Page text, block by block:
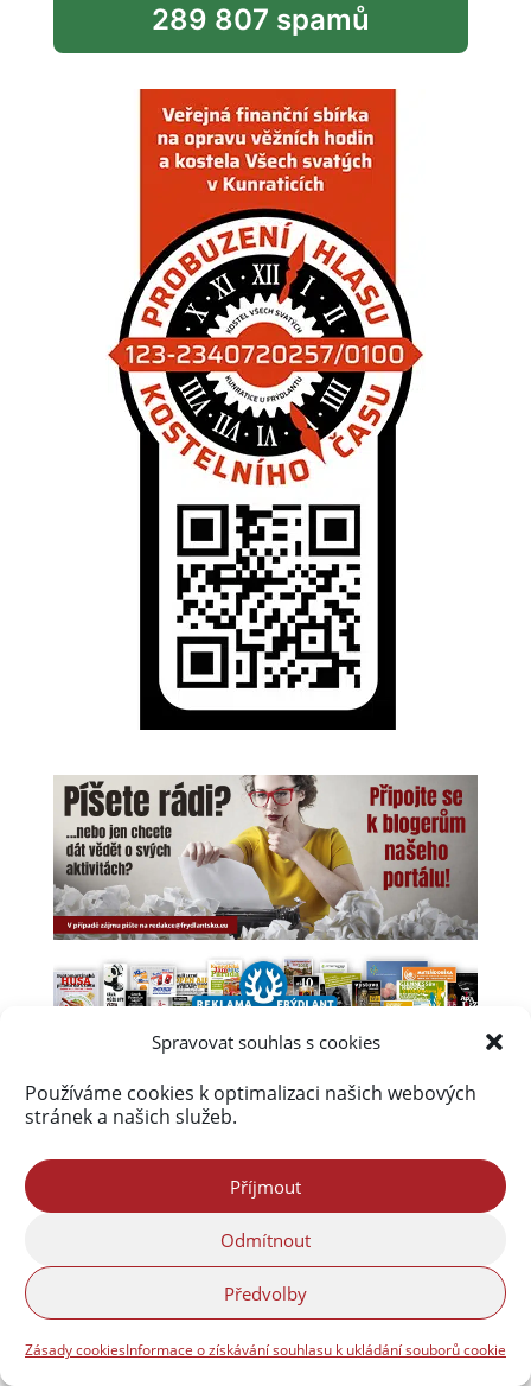
Spravovat souhlas s cookies
Používáme cookies k optimalizaci našich webových
stránek a našich služeb.
Příjmout
Odmítnout
Předvolby
Zásady cookiesInformace o získávání souhlasu k ukládání souborů cookie
289 807 spamů